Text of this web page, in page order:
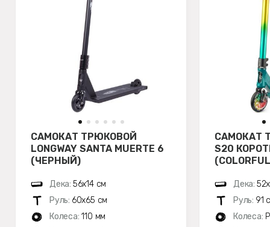
САМОКАТ ТРЮКОВОЙ
LONGWAY SANTA MUERTE 6
(ЧЕРНЫЙ)
Дека: 56х14 см
Руль: 60х65 см
Колеса: 110 мм
САМОКАТ
S20
Дека:
Руль: 91
Колеса: